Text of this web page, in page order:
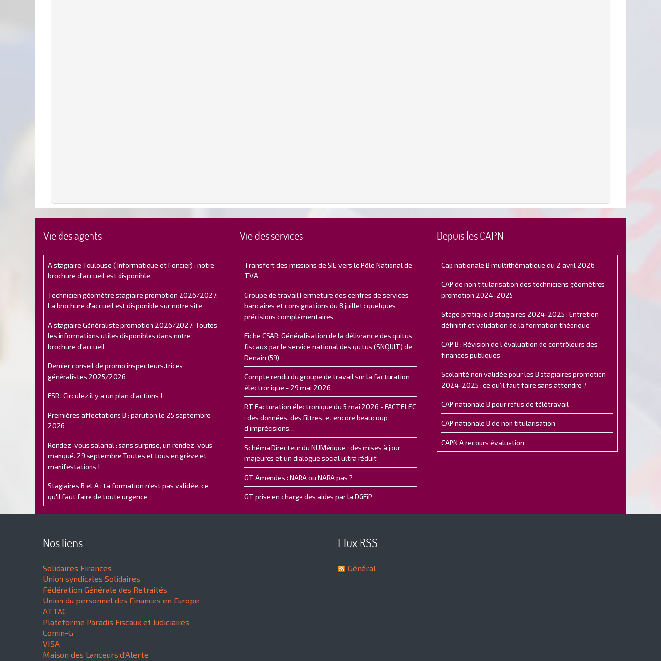
Vie des agents
A stagiaire Toulouse ( Informatique et Foncier) : notre
brochure d'accueil est disponible
Technicien géomètre stagiaire promotion 2026/2027:
La brochure d'accueil est disponible sur notre site
A stagiaire Généraliste promotion 2026/2027: Toutes
les informations utiles disponibles dans notre
brochure d'accueil
Dernier conseil de promo inspecteurs.trices
généralistes 2025/2026
FSR : Circulez il y a un plan d’actions !
Premières affectations B : parution le 25 septembre
2026
Rendez-vous salarial : sans surprise, un rendez-vous
manqué. 29 septembre Toutes et tous en grève et
manifestations !
Stagiaires B et A : ta formation n'est pas validée, ce
qu'il faut faire de toute urgence !
Vie des services
Transfert des missions de SIE vers le Pôle National de
TVA
Groupe de travail Fermeture des centres de services
bancaires et consignations du 8 juillet : quelques
précisions complémentaires
Fiche CSAR: Généralisation de la délivrance des quitus
fiscaux par le service national des quitus (SNQUIT) de
Denain (59)
Compte rendu du groupe de travail sur la facturation
électronique - 29 mai 2026
RT Facturation électronique du 5 mai 2026 - FACTELEC
: des données, des filtres, et encore beaucoup
d’imprécisions…
Schéma Directeur du NUMérique : des mises à jour
majeures et un dialogue social ultra réduit
GT Amendes : NARA ou NARA pas ?
GT prise en charge des aides par la DGFiP
Depuis les CAPN
Cap nationale B multithématique du 2 avril 2026
CAP de non titularisation des techniciens géomètres
promotion 2024-2025
Stage pratique B stagiaires 2024-2025 : Entretien
définitif et validation de la formation théorique
CAP B : Révision de l’évaluation de contrôleurs des
finances publiques
Scolarité non validée pour les B stagiaires promotion
2024-2025 : ce qu'il faut faire sans attendre ?
CAP nationale B pour refus de télétravail
CAP nationale B de non titularisation
CAPN A recours évaluation
Nos liens
Solidaires Finances
Union syndicales Solidaires
Fédération Générale des Retraités
Union du personnel des Finances en Europe
ATTAC
Plateforme Paradis Fiscaux et Judiciaires
Comin-G
VISA
Maison des Lanceurs d'Alerte
Flux RSS
Général